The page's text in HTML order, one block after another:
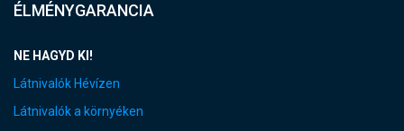
ÉLMÉNYGARANCIA
NE HAGYD KI!
Látnivalók Hévízen
Látnivalók a környéken